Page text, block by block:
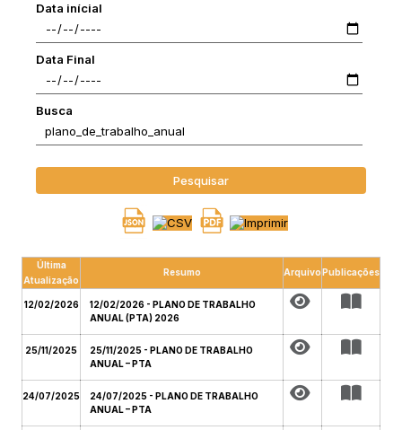
Data inícial
Data Final
Busca
Pesquisar
Última
Atualização
Resumo ArquivoPublicações
12/02/2026
12/02/2026 - PLANO DE TRABALHO
ANUAL (PTA) 2026
25/11/2025
25/11/2025 - PLANO DE TRABALHO
ANUAL – PTA
24/07/2025
24/07/2025 - PLANO DE TRABALHO
ANUAL – PTA